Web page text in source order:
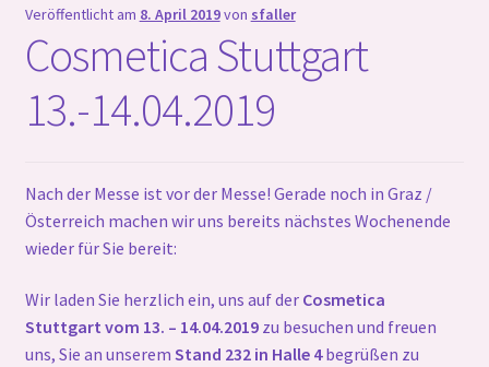
Gallerie
Veröffentlicht am 8. April 2019von sfaller
Cosmetica Stuttgart
13.-14.04.2019
Nach der Messe ist vor der Messe! Gerade noch in Graz /
Österreich machen wir uns bereits nächstes Wochenende
wieder für Sie bereit:
Wir laden Sie herzlich ein, uns auf der Cosmetica
Stuttgart vom 13. – 14.04.2019 zu besuchen und freuen
uns, Sie an unserem Stand 232 in Halle 4begrüßen zu